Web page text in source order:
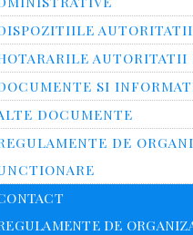
AUTORITATII
SI
DOCUMENTE
DE
DE